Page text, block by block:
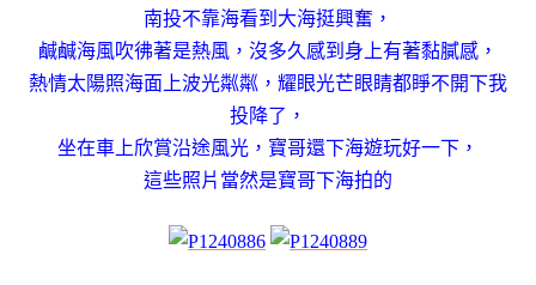
南投不靠海看到大海挺興奮，
鹹鹹海風吹彿著是熱風， 沒多久感到身上有著黏膩感，
熱情太陽照海面上波光粼粼， 耀眼光芒眼睛都睜不開下我
投降了，
坐在車上欣賞沿途風光， 寶哥還下海遊玩好一下，
這些照片當然是寶哥下海拍的